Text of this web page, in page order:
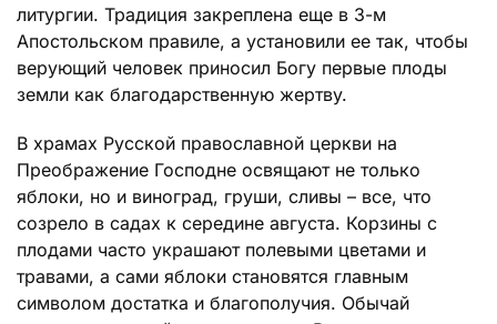
литургии. Традиция закреплена еще в 3-м
Апостольском правиле, а установили ее так, чтобы
верующий человек приносил Богу первые плоды
земли как благодарственную жертву.
В храмах Русской православной церкви на
Преображение Господне освящают не только
яблоки, но и виноград, груши, сливы – все, что
созрело в садах к середине августа. Корзины с
плодами часто украшают полевыми цветами и
травами, а сами яблоки становятся главным
символом достатка и благополучия. Обычай